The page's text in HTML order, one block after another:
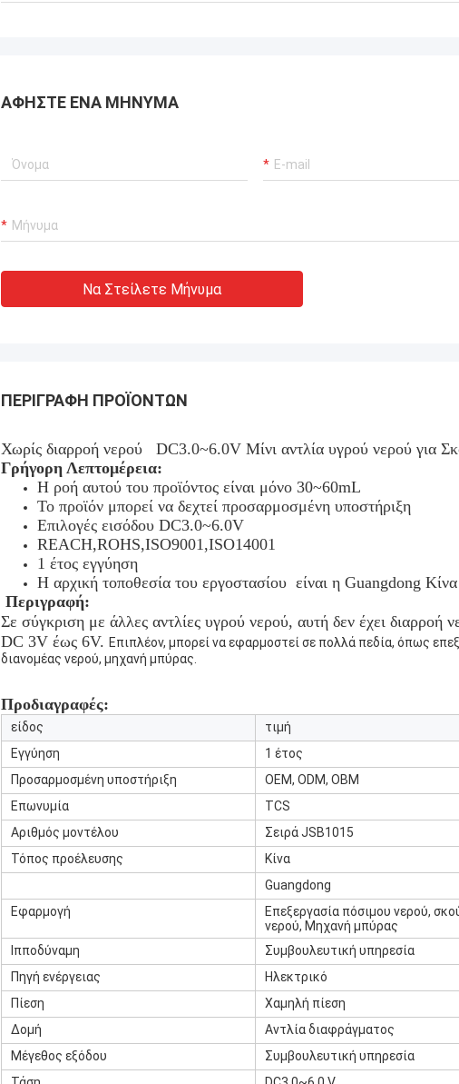
ΑΦΉΣΤΕ ΈΝΑ ΜΉΝΥΜΑ
Να Στείλετε Μήνυμα
ΠΕΡΙΓΡΑΦΉ ΠΡΟΪΌΝΤΩΝ
Χωρίς διαρροή νερού DC3.0~6.0V Μίνι αντλία υγρού νερού για
Γρήγορη Λεπτομέρεια:
Η ροή αυτού του προϊόντος είναι μόνο 30~60mL
Το προϊόν μπορεί να δεχτεί προσαρμοσμένη υποστήριξη
Επιλογές εισόδου DC3.0~6.0V
REACH,ROHS,ISO9001,ISO14001
1 έτος εγγύηση
Η αρχική τοποθεσία του εργοστασίου είναι η Guangdong Κίνα
Περιγραφή:
Σε σύγκριση με άλλες αντλίες υγρού νερού, αυτή δεν έχει διαρροή
DC 3V έως 6V. Επιπλέον, μπορεί να εφαρμοστεί σε πολλά πεδία, όπως
διανομέας νερού, μηχανή μπύρας.
Προδιαγραφές:
είδος
τιμή
Εγγύηση
1 έτος
Προσαρμοσμένη υποστήριξη
OEM, ODM, OBM
Επωνυμία
TCS
Αριθμός μοντέλου
Σειρά JSB1015
Τόπος προέλευσης
Κίνα
Guangdong
Εφαρμογή
Επεξεργασία πόσιμου νερού,
νερού, Μηχανή μπύρας
Ιπποδύναμη
Συμβουλευτική υπηρεσία
Πηγή ενέργειας
Ηλεκτρικό
Πίεση
Χαμηλή πίεση
Δομή
Αντλία διαφράγματος
Μέγεθος εξόδου
Συμβουλευτική υπηρεσία